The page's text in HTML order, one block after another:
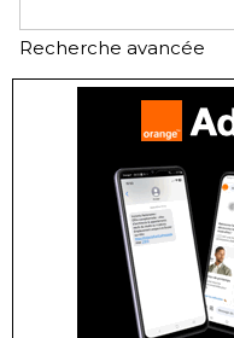
Recherche avancée